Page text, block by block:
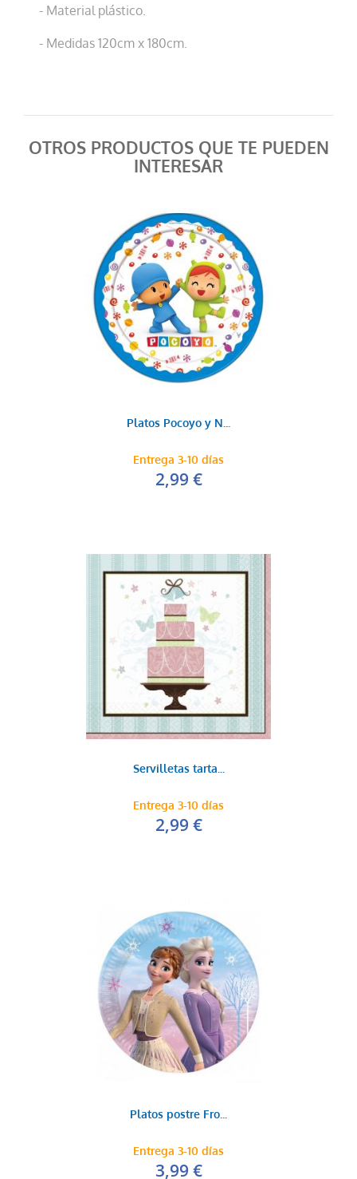
- Material plástico.
- Medidas 120cm x 180cm.
OTROS PRODUCTOS QUE TE PUEDEN
INTERESAR
Platos Pocoyo y N...
Entrega 3-10 días
2,99 €
Servilletas tarta...
Entrega 3-10 días
2,99 €
Platos postre Fro...
Entrega 3-10 días
3,99 €